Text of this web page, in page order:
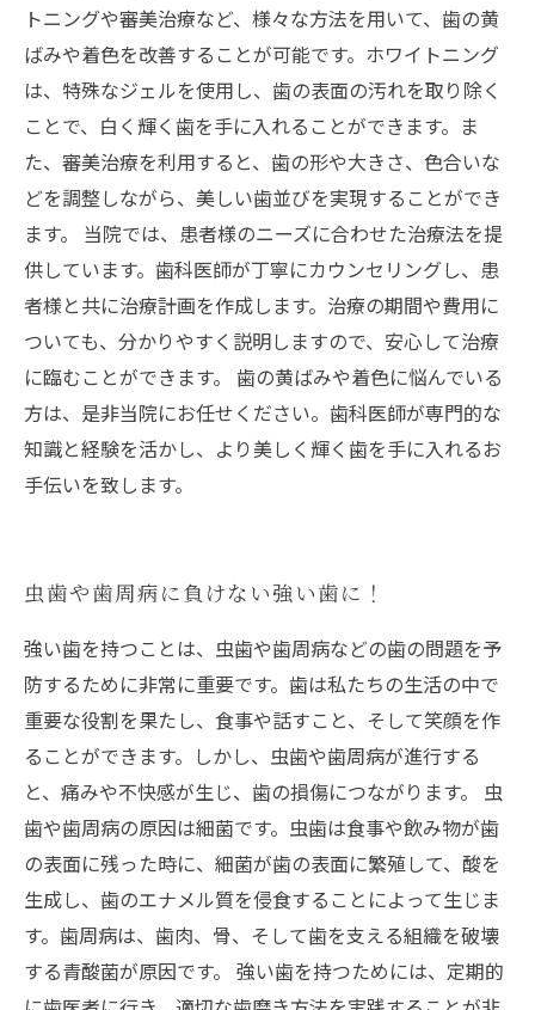
トニングや審美治療など、様々な方法を用いて、歯の黄
ばみや着色を改善することが可能です。ホワイトニング
は、特殊なジェルを使用し、歯の表面の汚れを取り除く
ことで、白く輝く歯を手に入れることができます。ま
た、審美治療を利用すると、歯の形や大きさ、色合いな
どを調整しながら、美しい歯並びを実現することができ
ます。 当院では、患者様のニーズに合わせた治療法を提
供しています。歯科医師が丁寧にカウンセリングし、患
者様と共に治療計画を作成します。治療の期間や費用に
ついても、分かりやすく説明しますので、安心して治療
に臨むことができます。 歯の黄ばみや着色に悩んでいる
方は、是非当院にお任せください。歯科医師が専門的な
知識と経験を活かし、より美しく輝く歯を手に入れるお
手伝いを致します。
虫歯や歯周病に負けない強い歯に！
強い歯を持つことは、虫歯や歯周病などの歯の問題を予
防するために非常に重要です。歯は私たちの生活の中で
重要な役割を果たし、食事や話すこと、そして笑顔を作
ることができます。しかし、虫歯や歯周病が進行する
と、痛みや不快感が生じ、歯の損傷につながります。 虫
歯や歯周病の原因は細菌です。虫歯は食事や飲み物が歯
の表面に残った時に、細菌が歯の表面に繁殖して、酸を
生成し、歯のエナメル質を侵食することによって生じま
す。歯周病は、歯肉、骨、そして歯を支える組織を破壊
する青酸菌が原因です。 強い歯を持つためには、定期的